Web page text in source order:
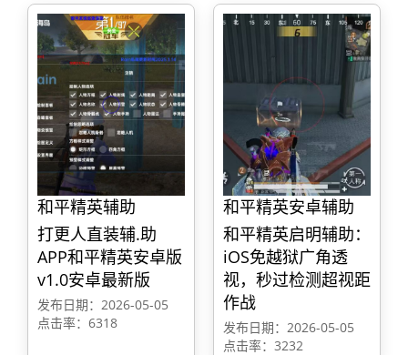
和平精英辅助
打更人直装辅.助
APP和平精英安卓版
v1.0安卓最新版
发布日期：2026-05-05
点击率：6318
和平精英安卓辅助
和平精英启明辅助：
iOS免越狱广角透
视，秒过检测超视距
作战
发布日期：2026-05-05
点击率：3232